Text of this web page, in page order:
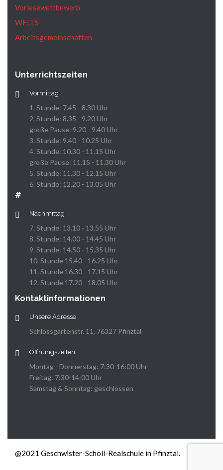
Vorlesewettbewerb
WELLS
Arbeitsgemeinschaften
Unterrichtszeiten
Vormittag
1. Stunde: 7.45 - 8.30 Uhr
2. Stunde: 8.35 - 9.20 Uhr
große Pause: 9.20 - 9.40 Uhr
3. Stunde: 9.40 - 10.25 Uhr
4. Stunde: 10.30 - 11.15 Uhr
große Pause: 11.15 - 11.30 Uhr
5. Stunde: 11.30 - 12.15 Uhr
6. Stunde: 12.20 - 13.05 Uhr
#
Nachmittag
7. Stunde: 13.10 - 13.55 Uhr
8. Stunde: 14.00 - 14.45 Uhr
9. Stunde: 14.50 - 15.35 Uhr
10. Stunde 15.40 - 16.25 Uhr
11. Stunde 16.30 - 17.15 Uhr
12. Stunde 17.20 - 18.05 Uhr
Kontaktinformationen
Unsere Adresse
Schlossgartenstr. 11, 76327 Pfinztal
Öffnungszeiten
Montag - Donnerstag: 7:30-16:00 Uhr
Freitag: 7:30-14:00 Uhr
Samstag & Sonntag: geschlossen
@2021 Geschwister-Scholl-Realschule in Pfinztal.